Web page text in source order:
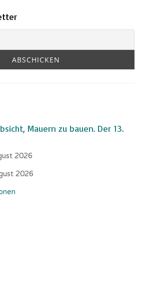
Mauern zu bauen. Der 13.
2026
2026